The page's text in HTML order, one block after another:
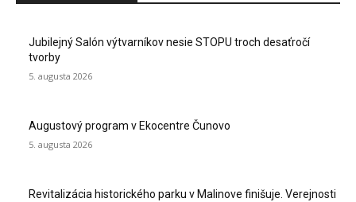
Jubilejný Salón výtvarníkov nesie STOPU troch desaťročí
tvorby
5. augusta 2026
Augustový program v Ekocentre Čunovo
5. augusta 2026
Revitalizácia historického parku v Malinove finišuje. Verejnosti